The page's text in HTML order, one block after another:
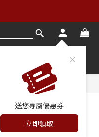
送您專屬優惠券
立即領取
立即購買